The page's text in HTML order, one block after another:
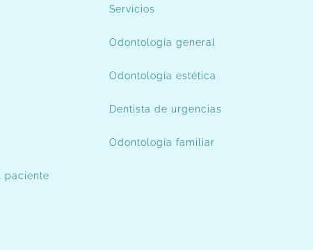
paciente
Servicios
Odontología general
Odontología estética
Dentista de urgencias
Odontología familiar